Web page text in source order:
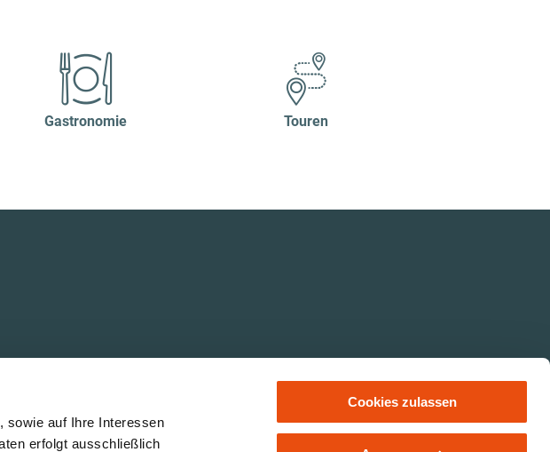
sowie auf Ihre Interessen
erfolgt ausschließlich
Cookies zulassen
Gastronomie Touren